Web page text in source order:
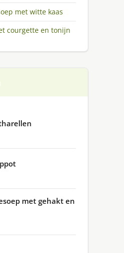
met witte kaas
courgette en tonijn
met gehakt en